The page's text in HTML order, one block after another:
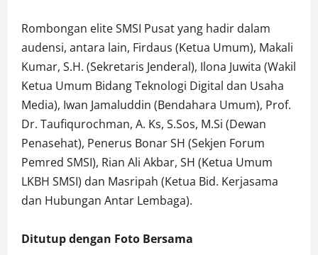
Rombongan elite SMSI Pusat yang hadir dalam
audensi, antara lain, Firdaus (Ketua Umum), Makali
Kumar, S.H. (Sekretaris Jenderal), Ilona Juwita (Wakil
Ketua Umum Bidang Teknologi Digital dan Usaha
Media), Iwan Jamaluddin (Bendahara Umum), Prof.
Dr. Taufiqurochman, A. Ks, S.Sos, M.Si (Dewan
Penasehat), Penerus Bonar SH (Sekjen Forum
Pemred SMSI), Rian Ali Akbar, SH (Ketua Umum
LKBH SMSI) dan Masripah (Ketua Bid. Kerjasama
dan Hubungan Antar Lembaga).
Ditutup dengan Foto Bersama